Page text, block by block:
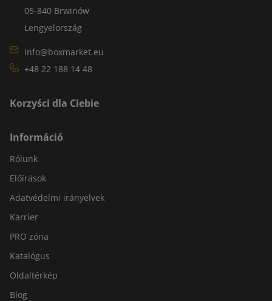
05-840 Brwinów
Lengyelország
info@boxmarket.eu
+48 22 188 14 48
Korzyści dla Ciebie
Információ
Rólunk
Előírások
Adatvédelmi irányelvek
Karrier
PRO zóna
Katalógus
Oldaltérkép
Blog